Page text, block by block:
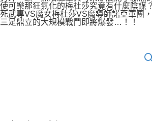
使可樂那狂氣化的梅杜莎究竟有什麼陰謀？
死武專VS魔女梅杜莎VS魔導師諾亞軍團，
三足鼎立的大規模戰鬥即將爆發…！！